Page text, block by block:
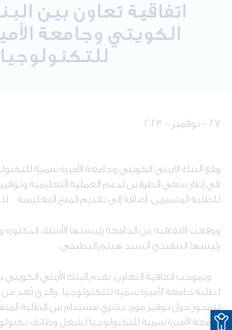
اتفاقية تعاون بين
الكويتي وجامعة
للتكنولوجيا
٢٧ - نوفمبر - ٢٠٢٣
وقع البنك الاردني الكويتي وجامعة الأميرة سمية
في إطار سعي الطرفين لدعم العملية التعليمية
للطلبة المتميزين، إضافة إلى تقديم المنح التعليمية
ووقعت الاتفاقية عن الجامعة رئيستها الأستاذ الدكتورة
رئيسها التنفيذي السيد هيثم البطيخي.
وبموجب اتفاقية التعاون، يقدم البنك الأردني
لطلبة جامعة الأميرة سمية للتكنولوجيا، والذي يُعد
تتمحور حول توفير مورد بشري مستدام من الطلبة
جامعة الأميرة سمية للتكنولوجيا لشغل وظائف